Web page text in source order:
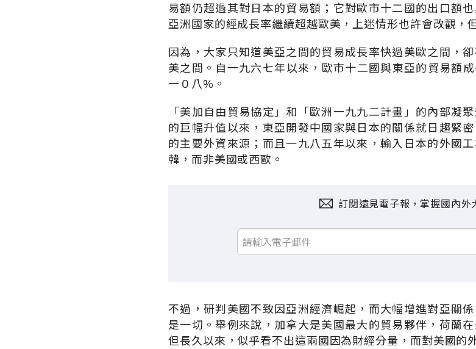
易額仍超過其對日本的貿易額；它對歐市十二國的出口額
亞洲國家的經成長率繼續超越歐美，上迷情形也許會改觀，
因為，大家只知道美亞之間的貿易成長率快過美歐之間，
美之間。自一九六七年以來，歐市十二國與東亞的貿易額
一０八%。
「美加自由貿易協定」和「歐洲一九九二計畫」的內部凝
的巨幅升值以來，東亞開發中國家與日本的關係就日趨緊
的主要外資來源；而且一九八五年以來，輸入日本的外國
韓，而非美國或西歐。
訂閱遠見電子報，掌握國內外
不過，研判美國不致因亞洲經濟崛起，而大幅增進對亞關
是一切。舉例來說，加拿大是美國最大的貿易夥伴，荷蘭
但長久以來，似乎看不出這兩國因為財經分量，而對美國的